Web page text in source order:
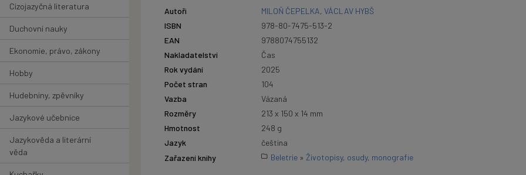
Cizojazyčná literatura
Duchovní nauky
Ekonomie, právo, zákony
Hobby
Hudebniny, zpěvníky
Jazykové učebnice
Jazykověda a literární
věda
Autoři MILOŇ ČEPELKA, VÁCLAV HYBŠ
ISBN
978-80-7475-513-2
EAN
9788074755132
Nakladatelství
Čas
Rok vydání
2025
Počet stran
104
Vazba
Vázaná
Rozměry
213 x 150 x 14 mm
Hmotnost
248 g
Jazyk
čeština
Zařazení knihy
Beletrie » Životopisy, osudy, monografie